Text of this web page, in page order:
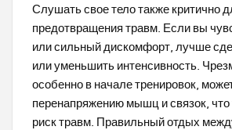
Слушать свое тело также критично
предотвращения травм. Если вы
или сильный дискомфорт, лучше
или уменьшить интенсивность.
особенно в начале тренировок,
перенапряжению мышц и связок, что
риск травм. Правильный отдых